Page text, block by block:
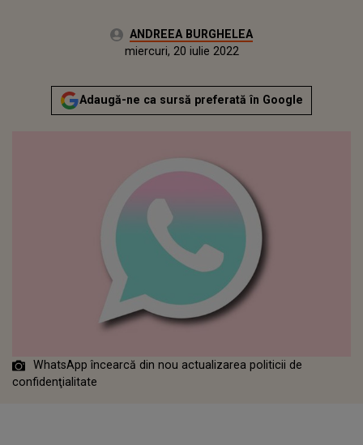
Autor:ANDREEA BURGHELEA
vineri, 19 februarie 2021Actualizat:
miercuri, 20 iulie 2022
Adaugă-ne ca sursă preferată în Google
WhatsApp încearcă din nou actualizarea politicii de
confidenţialitate